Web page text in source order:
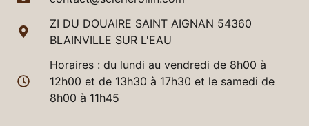
ZI DU DOUAIRE SAINT AIGNAN 54360
BLAINVILLE SUR L'EAU
Horaires : du lundi au vendredi de 8h00 à
12h00 et de 13h30 à 17h30 et le samedi de
8h00 à 11h45